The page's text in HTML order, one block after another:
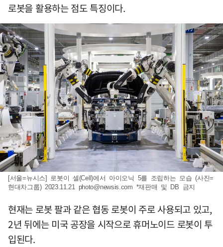
로봇을 활용하는 점도 특징이다.
[서울=뉴시스] 로봇이 셀(Cell)에서 아이오닉 5를 조립하는 모습 (사진=
현대차그룹) 2023.11.21 photo@newsis.com *재판매 및 DB 금지
현재는 로봇 팔과 같은 협동 로봇이 주로 사용되고 있고,
2년 뒤에는 미국 공장을 시작으로 휴머노이드 로봇이 투
입된다.